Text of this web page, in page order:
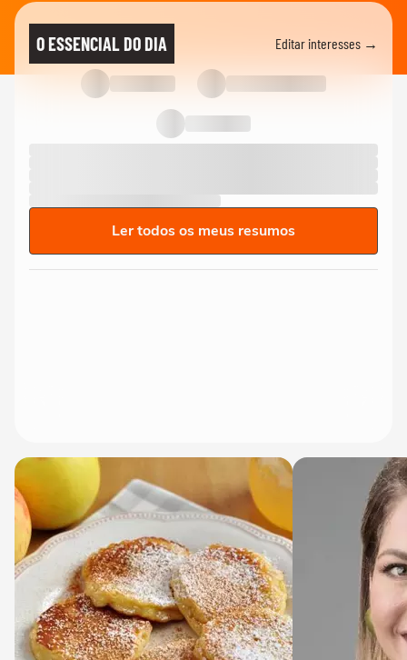
O ESSENCIAL DO DIA Editar interesses →
Ler todos os meus resumos